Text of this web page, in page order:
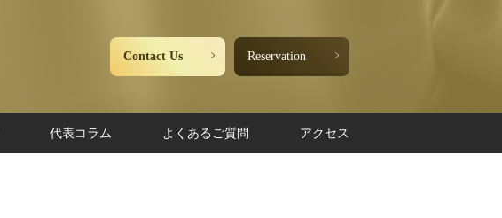
Contact Us Reservation
代表コラム よくあるご質問 アクセス